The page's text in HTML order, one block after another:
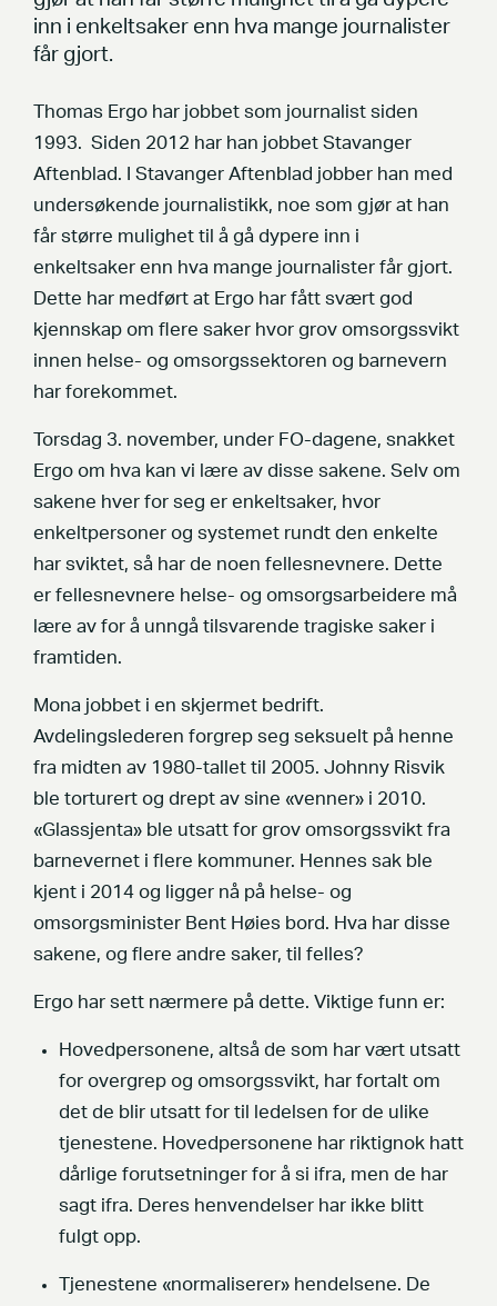
inn i enkeltsaker enn hva mange journalister
får gjort.
homas Ergo har jobbet som journalist siden
1993. Siden 2012 har han jobbet Stavanger
Aftenblad. I Stavanger Aftenblad jobber han med
undersøkende journalistikk, noe som gjør at han
får større mulighet til å gå dypere inn i
enkeltsaker enn hva mange journalister får gjort.
Dette har medført at Ergo har fått svært god
kjennskap om flere saker hvor grov omsorgssvikt
innen helse- og omsorgssektoren og barnevern
har forekommet.
Torsdag 3. november, under FO-dagene, snakket
Ergo om hva kan vi lære av disse sakene. Selv om
sakene hver for seg er enkeltsaker, hvor
enkeltpersoner og systemet rundt den enkelte
har sviktet, så har de noen fellesnevnere. Dette
er fellesnevnere helse- og omsorgsarbeidere må
lære av for å unngå tilsvarende tragiske saker i
framtiden.
Mona jobbet i en skjermet bedrift.
Avdelingslederen forgrep seg seksuelt på henne
fra midten av 1980-tallet til 2005. Johnny Risvik
ble torturert og drept av sine «venner» i 2010.
«Glassjenta» ble utsatt for grov omsorgssvikt fra
barnevernet i flere kommuner. Hennes sak ble
kjent i 2014 og ligger nå på helse- og
omsorgsminister Bent Høies bord. Hva har disse
sakene, og flere andre saker, til felles?
Ergo har sett nærmere på dette. Viktige funn er:
Hovedpersonene, altså de som har vært utsatt
for overgrep og omsorgssvikt, har fortalt om
det de blir utsatt for til ledelsen for de ulike
tjenestene. Hovedpersonene har riktignok hatt
dårlige forutsetninger for å si ifra, men de har
sagt ifra. Deres henvendelser har ikke blitt
fulgt opp.
Tjenestene «normaliserer» hendelsene. De